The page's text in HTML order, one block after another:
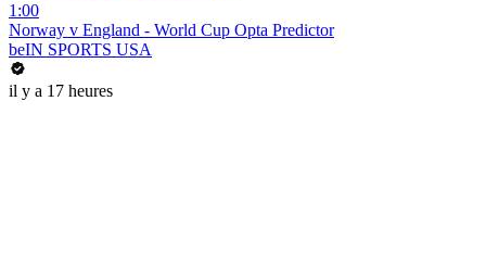
1:00
Norway v England - World Cup Opta Predictor
beIN SPORTS USA
il y a 17 heures